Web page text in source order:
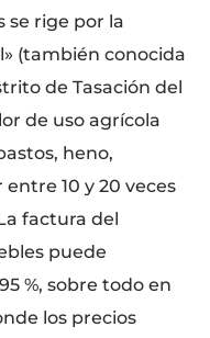
se rige por la
(también conocida
de Tasación del
de uso agrícola
heno,
10 y 20 veces
factura del
puede
%, sobre todo en
los precios